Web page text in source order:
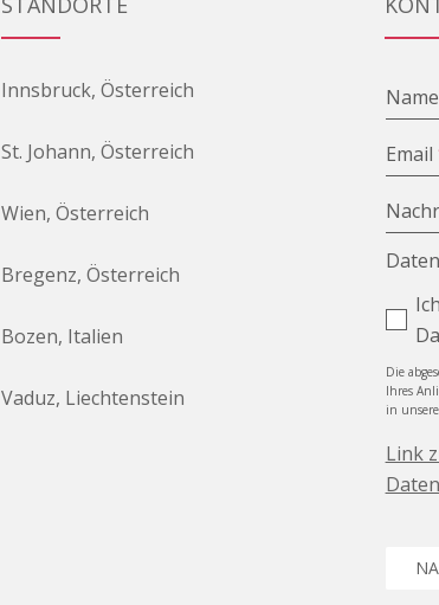
Innsbruck, Österreich
St. Johann, Österreich
Wien, Österreich
Bregenz, Österreich
Bozen, Italien
Vaduz, Liechtenstein
Name
Email
Die
Ihres
in
Link